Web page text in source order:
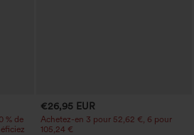
% de
€26,95 EUR
Achetez-en 3 pour 52,62 €, 6 pour
105,24 €